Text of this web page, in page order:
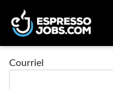
Connexion
Courriel